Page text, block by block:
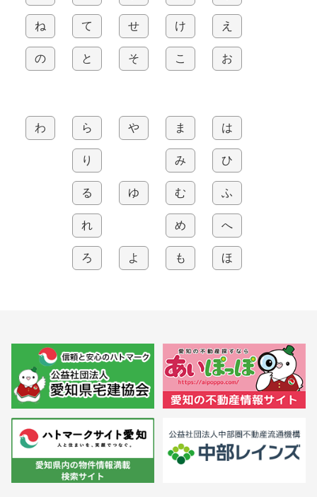
え
お
け
こ
せ
そ
て
と
ね
の
は
ひ
ふ
へ
ほ
ま
み
む
め
も
や
ゆ
よ
ら
り
る
れ
ろ
わ